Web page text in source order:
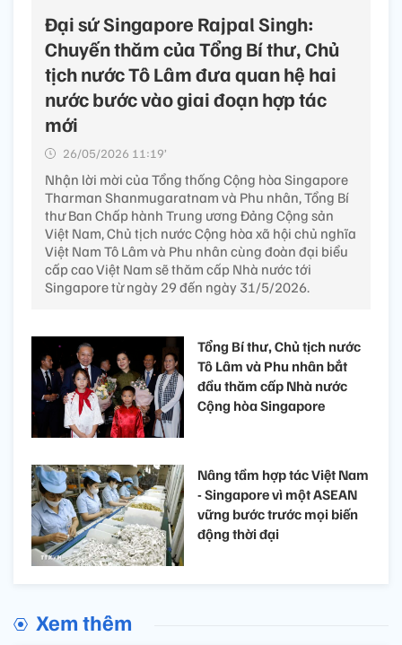
Đại sứ Singapore Rajpal Singh:
Chuyến thăm của Tổng Bí thư, Chủ
tịch nước Tô Lâm đưa quan hệ hai
nước bước vào giai đoạn hợp tác
mới
26/05/2026 11:19’
Nhận lời mời của Tổng thống Cộng hòa Singapore
Tharman Shanmugaratnam và Phu nhân, Tổng Bí
thư Ban Chấp hành Trung ương Đảng Cộng sản
Việt Nam, Chủ tịch nước Cộng hòa xã hội chủ nghĩa
Việt Nam Tô Lâm và Phu nhân cùng đoàn đại biểu
cấp cao Việt Nam sẽ thăm cấp Nhà nước tới
Singapore từ ngày 29 đến ngày 31/5/2026.
Tổng Bí thư, Chủ tịch nước
Tô Lâm và Phu nhân bắt
đầu thăm cấp Nhà nước
Cộng hòa Singapore
Nâng tầm hợp tác Việt Nam
- Singapore vì một ASEAN
vững bước trước mọi biến
động thời đại
Xem thêm